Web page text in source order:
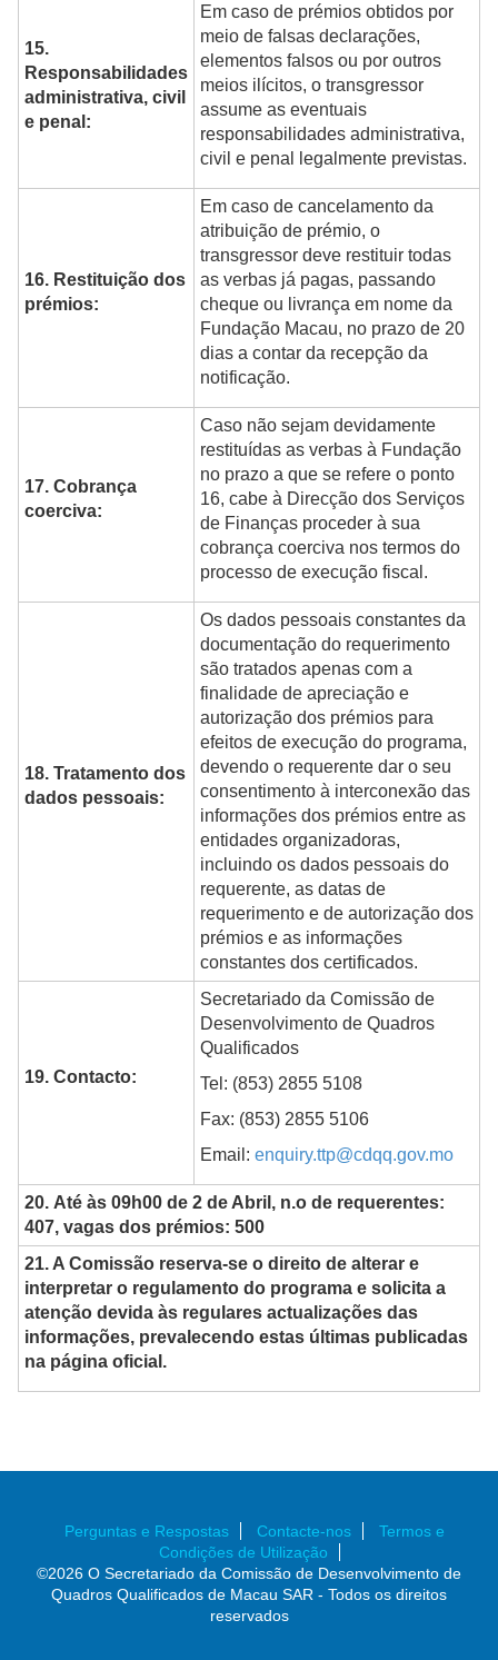
15.
Responsabilidades
administrativa, civil
e penal:
Em caso de prémios obtidos por
meio de falsas declarações,
elementos falsos ou por outros
meios ilícitos, o transgressor
assume as eventuais
responsabilidades administrativa,
civil e penal legalmente previstas.
16. Restituição dos
prémios:
Em caso de cancelamento da
atribuição de prémio, o
transgressor deve restituir todas
as verbas já pagas, passando
cheque ou livrança em nome da
Fundação Macau, no prazo de 20
dias a contar da recepção da
notificação.
17. Cobrança
coerciva:
Caso não sejam devidamente
restituídas as verbas à Fundação
no prazo a que se refere o ponto
16, cabe à Direcção dos Serviços
de Finanças proceder à sua
cobrança coerciva nos termos do
processo de execução fiscal.
18. Tratamento dos
dados pessoais:
Os dados pessoais constantes da
documentação do requerimento
são tratados apenas com a
finalidade de apreciação e
autorização dos prémios para
efeitos de execução do programa,
devendo o requerente dar o seu
consentimento à interconexão das
informações dos prémios entre as
entidades organizadoras,
incluindo os dados pessoais do
requerente, as datas de
requerimento e de autorização dos
prémios e as informações
constantes dos certificados.
19. Contacto:
Secretariado da Comissão de
Desenvolvimento de Quadros
Qualificados
Tel: (853) 2855 5108
Fax: (853) 2855 5106
Email: enquiry.ttp@cdqq.gov.mo
20. Até às 09h00 de 2 de Abril, n.o de requerentes:
407, vagas dos prémios: 500
21. A Comissão reserva-se o direito de alterar e
interpretar o regulamento do programa e solicita a
atenção devida às regulares actualizações das
informações, prevalecendo estas últimas publicadas
na página oficial.
Perguntas e Respostas Contacte-nos
Termos e
Condições de Utilização
©2026 O Secretariado da Comissão de Desenvolvimento de
Quadros Qualificados de Macau SAR - Todos os direitos
reservados